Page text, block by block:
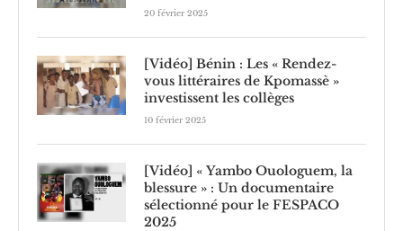
20 février 2025
[Vidéo] Bénin : Les « Rendez-
vous littéraires de Kpomassè »
investissent les collèges
10 février 2025
[Vidéo] « Yambo Ouologuem, la
blessure » : Un documentaire
sélectionné pour le FESPACO
2025